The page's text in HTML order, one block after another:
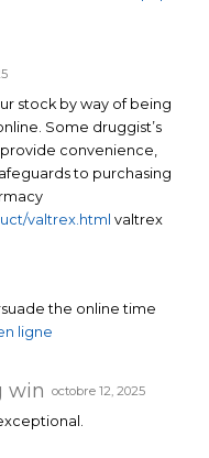
stock by way of being
Some druggist’s
convenience,
to purchasing
valtrex.html valtrex
the online time
ligne
win octobre 12, 2025